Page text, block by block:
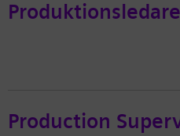
Production